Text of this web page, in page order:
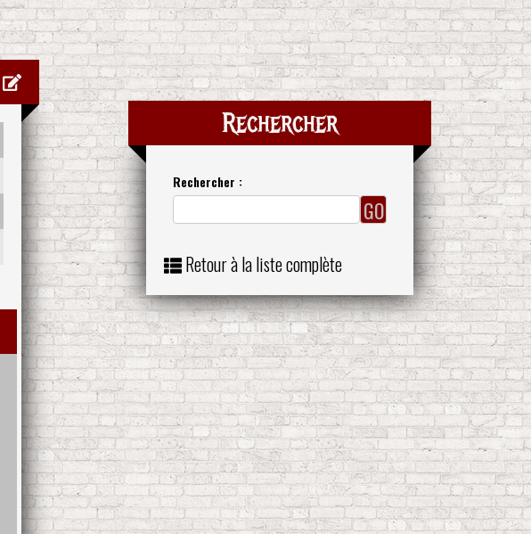
Rechercher
Rechercher :
Retour à la liste complète